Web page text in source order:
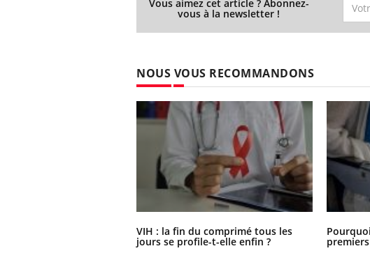
Vous aimez cet article ? Abonnez-
vous à la newsletter !
NOUS VOUS RECOMMANDONS
VIH : la fin du comprimé tous les
jours se profile-t-elle enfin ?